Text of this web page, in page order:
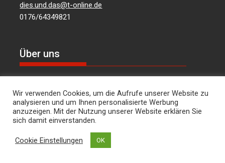
dies.und.das@t-online.de
0176/64349821
Über uns
Umwelt – Gesellschaft – für die Region Landshut
und Niederbayern …mehr lesen
Wir verwenden Cookies, um die Aufrufe unserer Website zu
analysieren und um Ihnen personalisierte Werbung
anzuzeigen. Mit der Nutzung unserer Website erklären Sie
sich damit einverstanden.
Cookie Einstellungen OK